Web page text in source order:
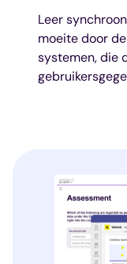
Leer
moeite door
systemen, die